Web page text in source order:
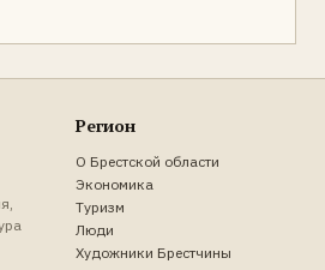
Регион
О Брестской области
Экономика
Туризм
Люди
Художники Брестчины